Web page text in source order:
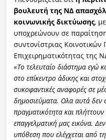
βουλευτή της ΝΔ
κοινωνικής δικτύωσης,
υποχρεώνουν σε
συντονίστριας Κοινοτικών
Επιχειρηματικότητας της
«Το τελευταίο διάστημα εγώ
στο επίκεντρο άδικης και
συκοφαντικές αναφορές σε
δημοσιεύματα. Ολα αυτά δεν
πραγματικότητα και
επαγγελματική μας εικόνα.
υπόθεση που ελέγχεται από